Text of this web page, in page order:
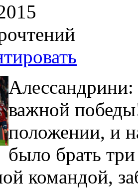
важной
положении, и
было брать
командой,